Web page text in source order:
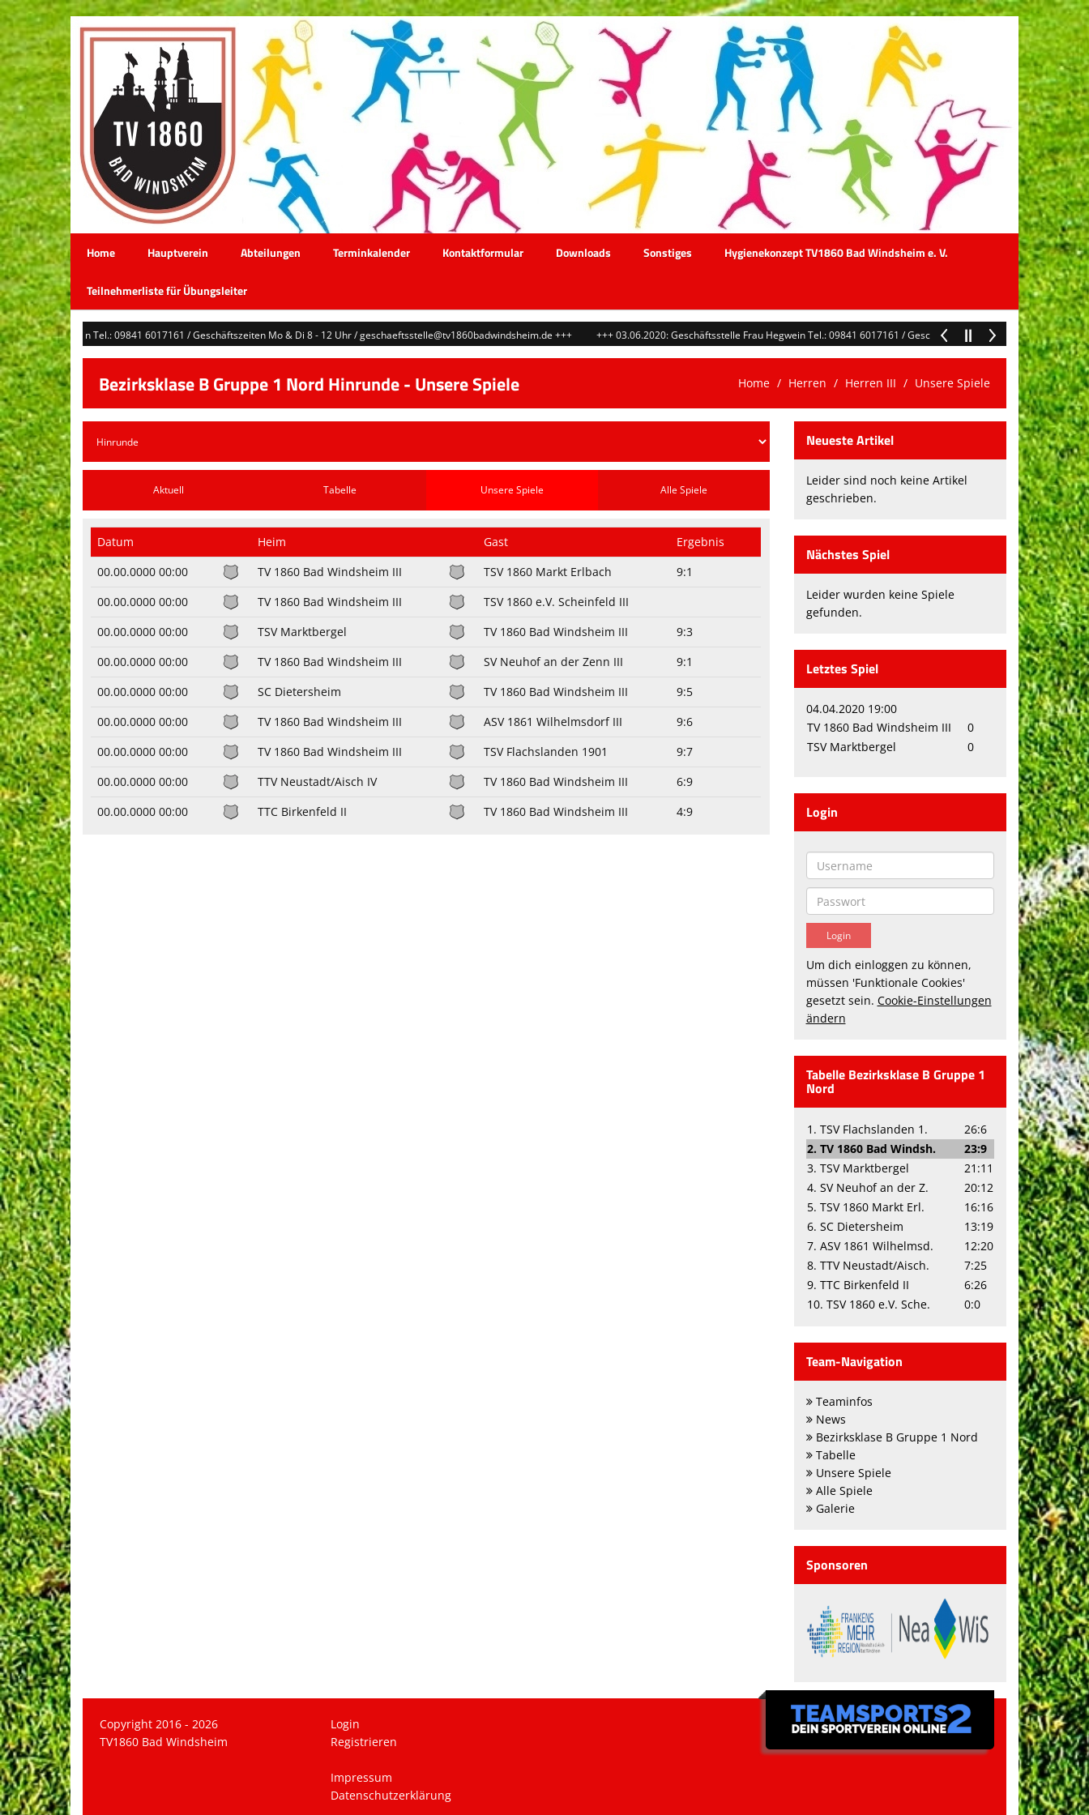
Home Hauptverein Abteilungen Terminkalender Kontaktformular Downloads Sonstiges Hygienekonzept TV1860 Bad Windsheim e. V.
Teilnehmerliste für Übungsleiter
Hegwein Tel.: 09841 6017161 / Geschäftszeiten Mo & Di 8 - 12 Uhr / geschaeftsstelle@tv1860badwindsheim.de +++ +++ 03.06.2020: Geschäftsstelle Frau Hegwein Tel.: 09841 6017161 / Geschäftszeiten Mo & Di 8 - 12 Uhr /
Bezirksklase B Gruppe 1 Nord Hinrunde - Unsere Spiele Home Herren Herren III Unsere Spiele
Aktuell Tabelle Unsere Spiele Alle Spiele
Datum Heim Gast
Ergebnis
00.00.0000 00:00
TV 1860 Bad Windsheim III TSV 1860 Markt Erlbach
9:1
00.00.0000 00:00
TV 1860 Bad Windsheim III
TSV 1860 e.V. Scheinfeld III
00.00.0000 00:00
TSV Marktbergel TV 1860 Bad Windsheim III
9:3
00.00.0000 00:00
TV 1860 Bad Windsheim III SV Neuhof an der Zenn III
9:1
00.00.0000 00:00
SC Dietersheim TV 1860 Bad Windsheim III
9:5
00.00.0000 00:00
TV 1860 Bad Windsheim III ASV 1861 Wilhelmsdorf III
9:6
00.00.0000 00:00
TV 1860 Bad Windsheim III TSV Flachslanden 1901
9:7
00.00.0000 00:00
TTV Neustadt/Aisch IV TV 1860 Bad Windsheim III
6:9
00.00.0000 00:00
TTC Birkenfeld II TV 1860 Bad Windsheim III 4:9
Neueste Artikel
Leider sind noch keine Artikel
geschrieben.
Nächstes Spiel
Leider wurden keine Spiele
gefunden.
Letztes Spiel
04.04.2020 19:00
TV 1860 Bad Windsheim III
0
TSV Marktbergel
0
Login
Um dich einloggen zu können,
müssen 'Funktionale Cookies'
gesetzt sein. Cookie-Einstellungen
ändern
Tabelle Bezirksklase B Gruppe 1
Nord
1. TSV Flachslanden 1.
26:6
2. TV 1860 Bad Windsh.
23:9
3. TSV Marktbergel
21:11
4. SV Neuhof an der Z.
20:12
5. TSV 1860 Markt Erl.
16:16
6. SC Dietersheim
13:19
7. ASV 1861 Wilhelmsd.
12:20
8. TTV Neustadt/Aisch.
7:25
9. TTC Birkenfeld II
6:26
10. TSV 1860 e.V. Sche.
0:0
Team-Navigation
Teaminfos
News
Bezirksklase B Gruppe 1 Nord
Tabelle
Unsere Spiele
Alle Spiele
Galerie
Sponsoren
Copyright 2016 - 2026
TV1860 Bad Windsheim
Login
Registrieren
Impressum
Datenschutzerklärung